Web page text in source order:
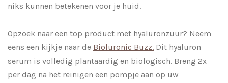
niks kunnen betekenen voor je huid.
Opzoek naar een top product met hyaluronzuur? Neem
eens een kijkje naar de Bioluronic Buzz. Dit hyaluron
serum is volledig plantaardig en biologisch. Breng 2x
per dag na het reinigen een pompje aan op uw